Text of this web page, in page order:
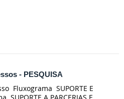
- PESQUISA
Fluxograma SUPORTE E